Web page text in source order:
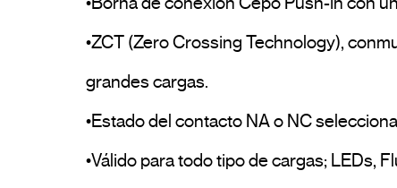
•ZCT (Zero Crossing Technology),
grandes cargas.
•Estado del contacto NA o NC
•Válido para todo tipo de cargas; LEDs,